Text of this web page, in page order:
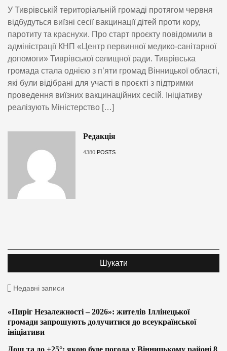
У Тиврівській територіальній громаді протягом червня
відбудуться виїзні сесії вакцинації дітей проти кору,
паротиту та краснухи. Про старт проєкту повідомили в
адміністрації КНП «Центр первинної медико-санітарної
допомоги» Тиврівської селищної ради. Тиврівська
громада стала однією з п’яти громад Вінницької області,
які були відібрані для участі в проєкті з підтримки
проведення виїзних вакцинаційних сесій. Ініціативу
реалізують Міністерство […]
Редакція
4380 POSTS
Недавні записи
«Пиріг Незалежності – 2026»: жителів Іллінецької
громади запрошують долучитися до всеукраїнської
ініціативи